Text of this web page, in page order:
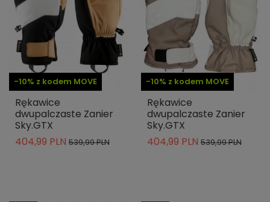
-10% z kodem MOVE
Rękawice
dwupalczaste Zanier
Sky.GTX
404,99 PLN 539,99 PLN
-10% z kodem MOVE
Rękawice
dwupalczaste Zanier
Sky.GTX
404,99 PLN 539,99 PLN